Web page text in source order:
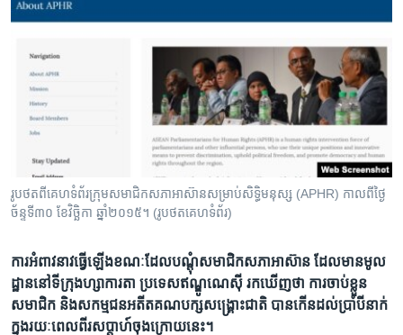
និង​
សម្ព័ន្ធ​
ទៅ​
រក
ទូរទស្សន៍ / វីដេអូ​
កម្មវិធីទាំងអស់
Khmer English
បណ្តាញ​សង្គម
ភាសា
រូបថត​ពី​គេហទំព័រ​​ក្រុម​សមាជិក​សភា​អាស៊ាន​សម្រាប់​សិទ្ធិ​មនុស្ស (APHR) កាល​ពី​ថ្ងៃ​
ច័ន្ទ​ទី​៣០ ខែ​វិច្ឆិកា ឆ្នាំ​២០១៥។ (រូបថត​គេហទំព័រ)
ការ​អំពាវនាវ​ធ្វើ​ឡើង​ខណៈ​ដែល​​បណ្តុំ​​សមាជិក​សភា​អាស៊ាន ​ដែល​មាន​មូល​
ដ្ឋាន​នៅ​ទី​ក្រុង​ហ្សាការតា ​ប្រទេស​ឥណ្ឌូណេស៊ី រកឃើញថា​ ការ​ចាប់​ខ្លួន​​
សមាជិក​ និង​សកម្មជន​អតីត​គណបក្ស​សង្គ្រោះ​ជាតិ​ បាន​កើន​ដល់​ប្រាំបី​នាក់​
ក្នុង​រយៈ​ពេល​ពី​រសប្តាហ៍​ចុង​ក្រោយ​នេះ។